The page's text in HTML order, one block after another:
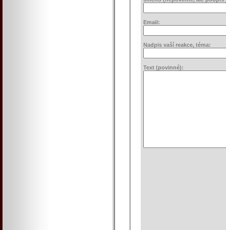
Email:
Nadpis vaší reakce, téma:
Text (povinné):